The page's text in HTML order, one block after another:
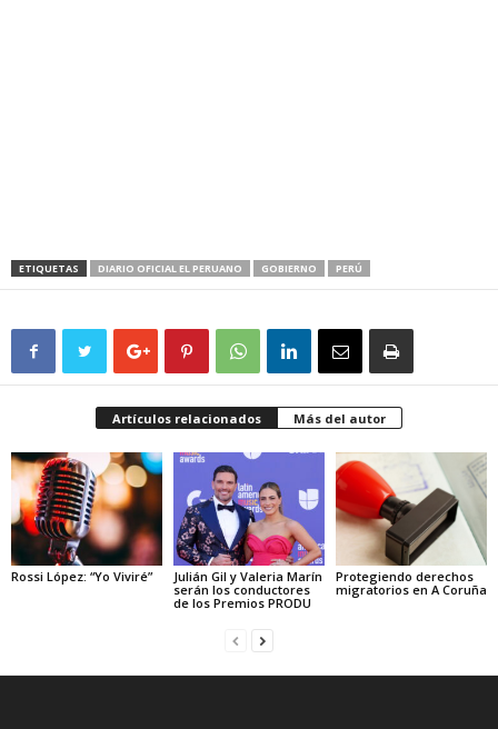
ETIQUETAS DIARIO OFICIAL EL PERUANO GOBIERNO PERÚ
Artículos relacionados Más del autor
Rossi López: “Yo Viviré”
Julián Gil y Valeria Marín
serán los conductores
de los Premios PRODU
Protegiendo derechos
migratorios en A Coruña